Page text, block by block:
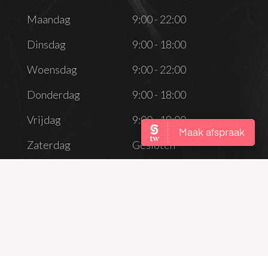
Dag
Openingstijden
Maandag
9:00 - 22:00
Dinsdag
9:00 - 18:00
Woensdag
9:00 - 22:00
Donderdag
9:00 - 18:00
Vrijdag
9:00 - 18:00
Zaterdag
Gesloten